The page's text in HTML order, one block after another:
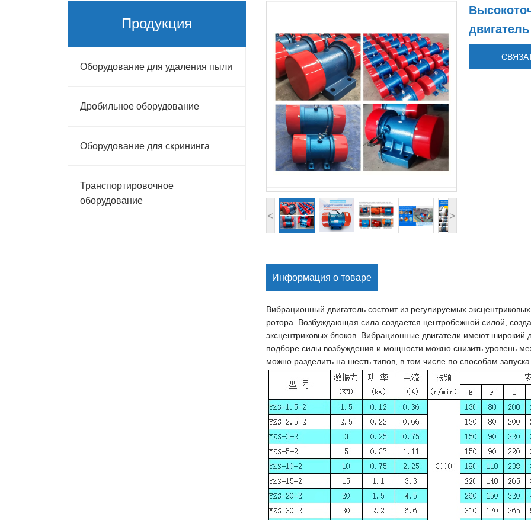
Продукция
Оборудование для удаления пыли
Дробильное оборудование
Оборудование для скрининга
Транспортировочное
оборудование
< >
Информация о товаре
Вибрационный двигатель состоит из регулируемых
ротора. Возбуждающая сила создается центробежной силой,
эксцентриковых блоков. Вибрационные двигатели имеют широкий
подборе силы возбуждения и мощности можно снизить уровень
можно разделить на шесть типов, в том числе по способам